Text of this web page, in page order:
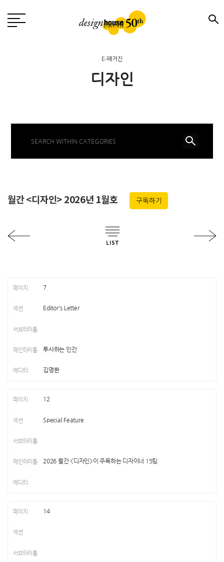
E-매거진
디자인
월간 <디자인> 2026년 1월호 구독하기
7
Editor's Letter
투사하는 인간
김명환
12
Special Feature
2026 월간 <디자인>이 주목하는 디자이너 15팀
14